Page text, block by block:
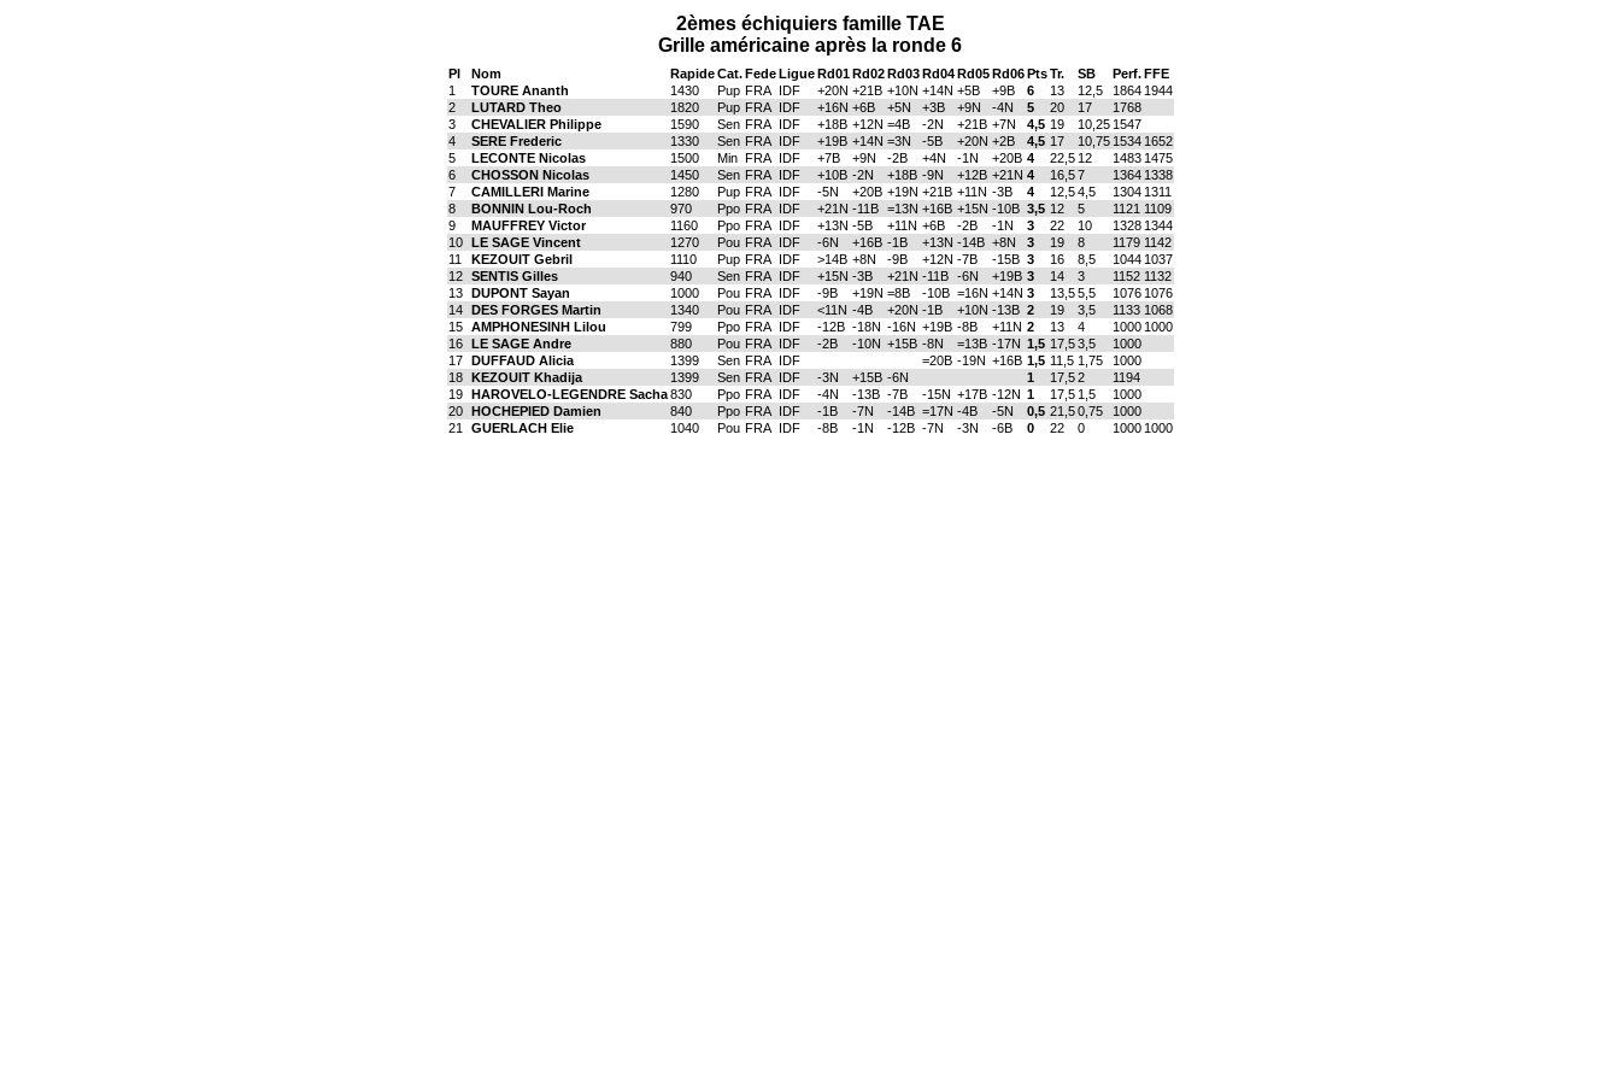
2èmes échiquiers famille TAE
Grille américaine après la ronde 6
Pl Nom Rapide Cat. Fede Ligue Rd01 Rd02 Rd03 Rd04 Rd05 Rd06 Pts Tr. SB Perf. FFE
1
TOURE Ananth 1430 Pup FRA IDF +20N +21B +10N +14N +5B +9B 6 13 12,5 1864 1944
2
LUTARD Theo 1820 Pup FRA IDF +16N +6B +5N +3B +9N -4N 5 20 17
1768
3
CHEVALIER Philippe 1590 Sen FRA IDF +18B +12N =4B -2N +21B +7N 4,5 19 10,25 1547
4
SERE Frederic 1330 Sen FRA IDF +19B +14N =3N -5B +20N +2B 4,5 17 10,75 1534 1652
5
LECONTE Nicolas 1500 Min FRA IDF +7B +9N -2B +4N -1N +20B 4 22,5 12 1483 1475
6
CHOSSON Nicolas 1450 Sen FRA IDF +10B -2N +18B -9N +12B +21N 4 16,5 7 1364 1338
7
CAMILLERI Marine 1280 Pup FRA IDF -5N +20B +19N +21B +11N -3B 4 12,5 4,5 1304 1311
8
BONNIN Lou-Roch 970 Ppo FRA IDF +21N -11B =13N +16B +15N -10B 3,5 12 5 1121 1109
9
MAUFFREY Victor 1160 Ppo FRA IDF +13N -5B +11N +6B -2B -1N 3 22 10 1328 1344
10
LE SAGE Vincent 1270 Pou FRA IDF -6N +16B -1B +13N -14B +8N 3 19 8 1179 1142
11
KEZOUIT Gebril 1110 Pup FRA IDF >14B +8N -9B +12N -7B -15B 3 16 8,5 1044 1037
12
SENTIS Gilles 940 Sen FRA IDF +15N -3B +21N -11B -6N +19B 3 14 3 1152 1132
13
DUPONT Sayan 1000 Pou FRA IDF -9B +19N =8B -10B =16N +14N 3 13,5 5,5 1076 1076
14
DES FORGES Martin 1340 Pou FRA IDF <11N -4B +20N -1B +10N -13B 2 19 3,5 1133 1068
15
AMPHONESINH Lilou 799 Ppo FRA IDF -12B -18N -16N +19B -8B +11N 2 13 4 1000 1000
16
LE SAGE Andre 880 Pou FRA IDF -2B -10N +15B -8N =13B -17N 1,5 17,5 3,5
1000
17
DUFFAUD Alicia 1399 Sen FRA IDF =20B -19N +16B 1,5 11,5 1,75
1000
18
KEZOUIT Khadija 1399 Sen FRA IDF -3N +15B -6N 1 17,5 2
1194
19
HAROVELO-LEGENDRE Sacha 830 Ppo FRA IDF -4N -13B -7B -15N +17B -12N 1 17,5 1,5
1000
20
HOCHEPIED Damien 840 Ppo FRA IDF -1B -7N -14B =17N -4B -5N 0,5 21,5 0,75
1000
21
GUERLACH Elie 1040 Pou FRA IDF -8B -1N -12B -7N -3N -6B 0 22 0 1000 1000